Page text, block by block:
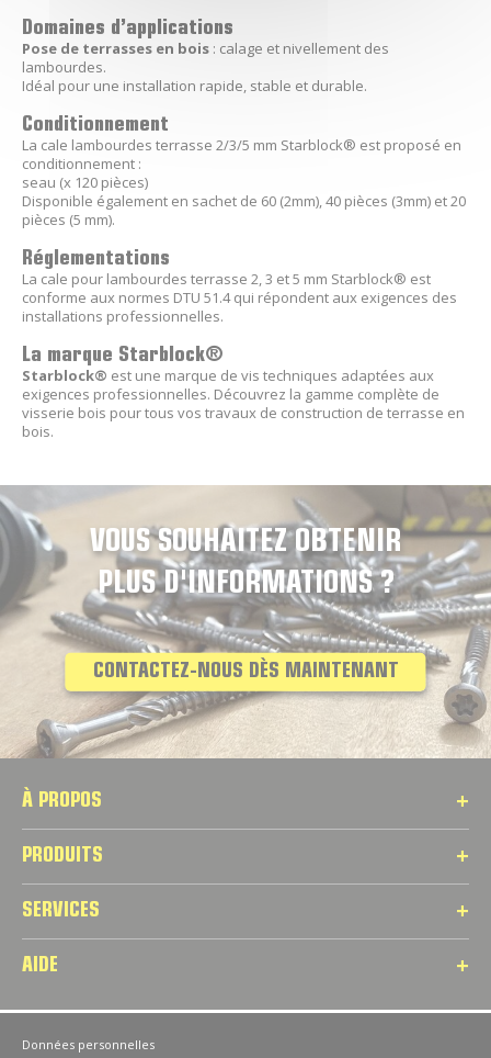
Domaines d’applications
Pose de terrasses en bois : calage et nivellement des
lambourdes.
Idéal pour une installation rapide, stable et durable.
Conditionnement
La cale lambourdes terrasse 2/3/5 mm Starblock® est proposé en
conditionnement :
seau (x 120 pièces)
Disponible également en sachet de 60 (2mm), 40 pièces (3mm) et 20
pièces (5 mm).
Réglementations
La cale pour lambourdes terrasse 2, 3 et 5 mm Starblock® est
conforme aux normes DTU 51.4 qui répondent aux exigences des
installations professionnelles.
La marque Starblock®
Starblock® est une marque de vis techniques adaptées aux
exigences professionnelles. Découvrez la gamme complète de
visserie bois pour tous vos travaux de construction de terrasse en
bois.
VOUS SOUHAITEZ OBTENIR
PLUS D'INFORMATIONS ?
CONTACTEZ-NOUS DÈS MAINTENANT
À PROPOS
PRODUITS
SERVICES
AIDE
Données personnelles